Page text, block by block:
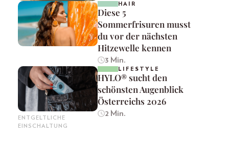
HAIR
Diese 5
Sommerfrisuren musst
du vor der nächsten
Hitzewelle kennen
3 Min.
ENTGELTLICHE
EINSCHALTUNG
LIFESTYLE
HYLO® sucht den
schönsten Augenblick
Österreichs 2026
2 Min.